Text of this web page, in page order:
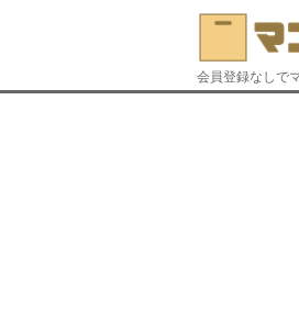
会員登録なしで